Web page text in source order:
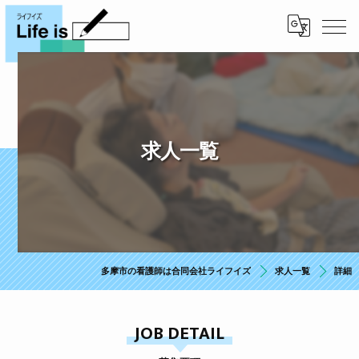
求人一覧
多摩市の看護師は合同会社ライフイズ 求人一覧 詳細
JOB DETAIL